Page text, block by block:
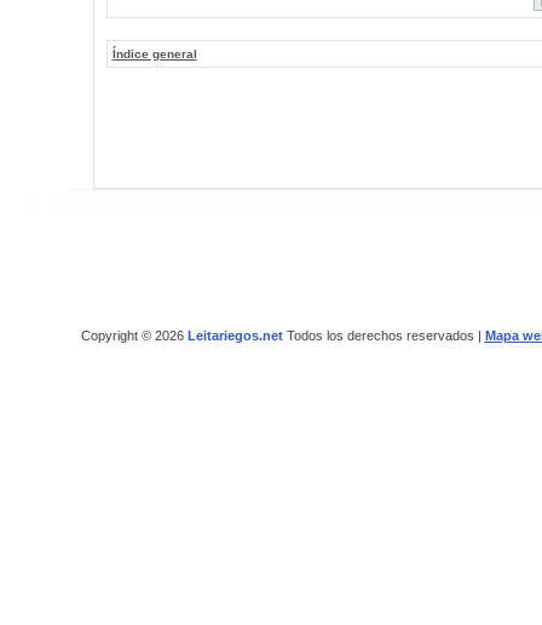
Índice general
Copyright © 2026 Leitariegos.netTodos los derechos reservados | Mapa